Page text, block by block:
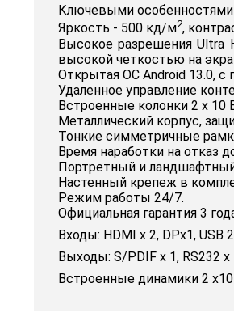
Ключевыми особенностями
Яркость - 500 кд/м2,
Высокое разрешения Ultra
высокой четкостью на
Открытая ОС Android 13.0,
Удаленное управление
Встроенные колонки 2 х 10
Металлический корпус,
Тонкие симметричные
Время наработки на отказ
Портретный и
Настенный крепеж в
Режим работы 24/7.
Официальная гарантия 3
Входы: HDMI x 2, DPx1, USB
Выходы: S/PDIF х 1, RS232 х
Встроенные динамики 2